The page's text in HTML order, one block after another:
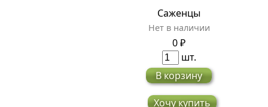
Саженцы
Нет в наличии
0 ₽
шт.
В корзину
Хочу купить